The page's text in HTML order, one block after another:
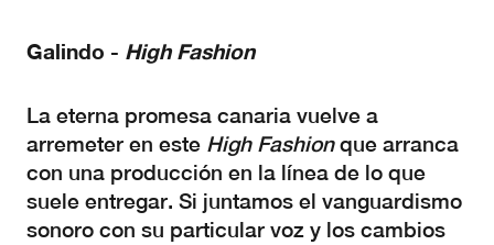
Galindo - High Fashion
La eterna promesa canaria vuelve a
arremeter en este High Fashion que arranca
con una producción en la línea de lo que
suele entregar. Si juntamos el vanguardismo
sonoro con su particular voz y los cambios